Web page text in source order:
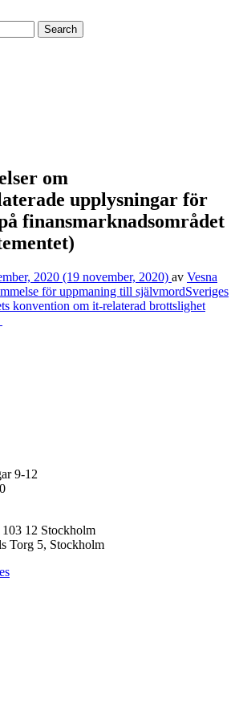
om
upplysningar för
finansmarknadsområdet
2020 (19 november, 2020) av Vesna
för uppmaning till självmordSveriges
konvention om it-relaterad brottslighet
9-12
12 Stockholm
Torg 5, Stockholm